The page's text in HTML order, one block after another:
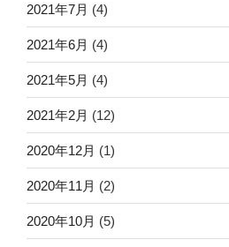
2021年7月 (4)
2021年6月 (4)
2021年5月 (4)
2021年2月 (12)
2020年12月 (1)
2020年11月 (2)
2020年10月 (5)